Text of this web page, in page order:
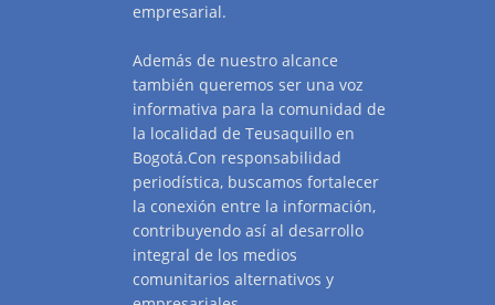
empresarial.
Además de nuestro alcance
también queremos ser una voz
informativa para la comunidad de
la localidad de Teusaquillo en
Bogotá.Con responsabilidad
periodística, buscamos fortalecer
la conexión entre la información,
contribuyendo así al desarrollo
integral de los medios
comunitarios alternativos y